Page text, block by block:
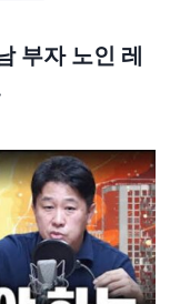
부자 노인 레